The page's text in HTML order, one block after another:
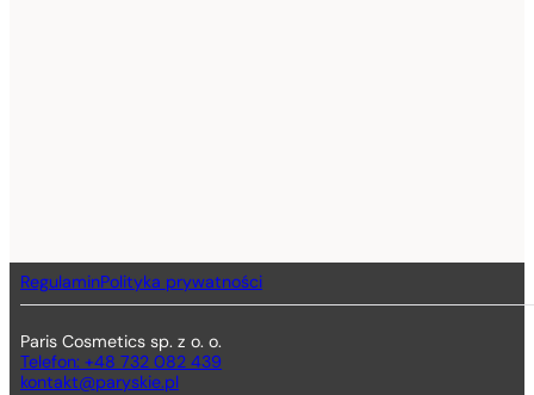
RegulaminPolityka prywatności
Paris Cosmetics sp. z o. o.
Telefon: +48 732 082 439
kontakt@paryskie.pl